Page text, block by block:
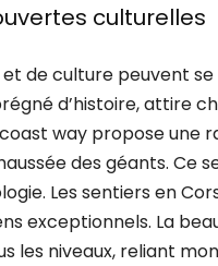
culturelles
de culture peuvent
d’histoire, attire
way propose une
des géants. Ce
Les sentiers en
exceptionnels. La
les niveaux, reliant